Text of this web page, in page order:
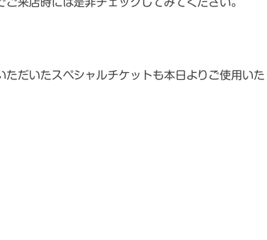
来店時には是非チェックしてみてください。
だいたスペシャルチケットも本日よりご使用いた